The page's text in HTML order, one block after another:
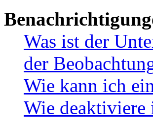
Was ist der
der
Wie kann ich
Wie deaktiviere